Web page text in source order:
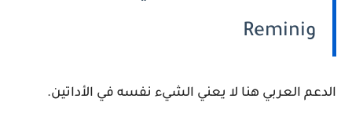
وRemini
الدعم العربي هنا لا يعني الشيء نفسه في الأداتين.